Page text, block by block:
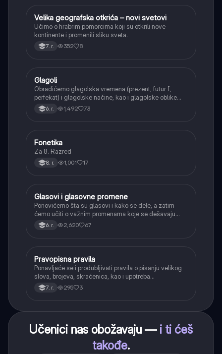
Istorija
Velika geografska otkrića – novi svetovi
Učimo o hrabrim pomorcima koji su otkrili nove
kontinente i promenili sliku sveta.
7. r. 352 8
Srpski jezik
Glagoli
Obradićemo glagolska vremena (prezent, futur I,
perfekat) i glagolske načine, kao i glagolske oblike
(infinitiv, glagolski pridevi i prilozi) i glagolski vid
(svršeni i nesvršeni).
6. r. 1,492 73
Srpski jezik
Fonetika
Za 8. Razred
8. r. 1,001 17
Srpski jezik
Glasovi i glasovne promene
Ponovićemo šta su glasovi i kako se dele, a zatim
ćemo učiti o važnim promenama koje se dešavaju
kada se glasovi nađu jedan pored drugog u rečima
(npr. jednačenje suglasnika po zvučnosti i mestu
6. r. 2,620 67
Srpski jezik
Pravopisna pravila
Ponavljaće se i produbljivati pravila o pisanju velikog
slova, brojeva, skraćenica, kao i upotreba
interpunkcije, sa posebnim fokusom na zarez u
složenoj rečenici.
7. r. 295 3
Učenici nas obožavaju — i ti ćeš
takođe.